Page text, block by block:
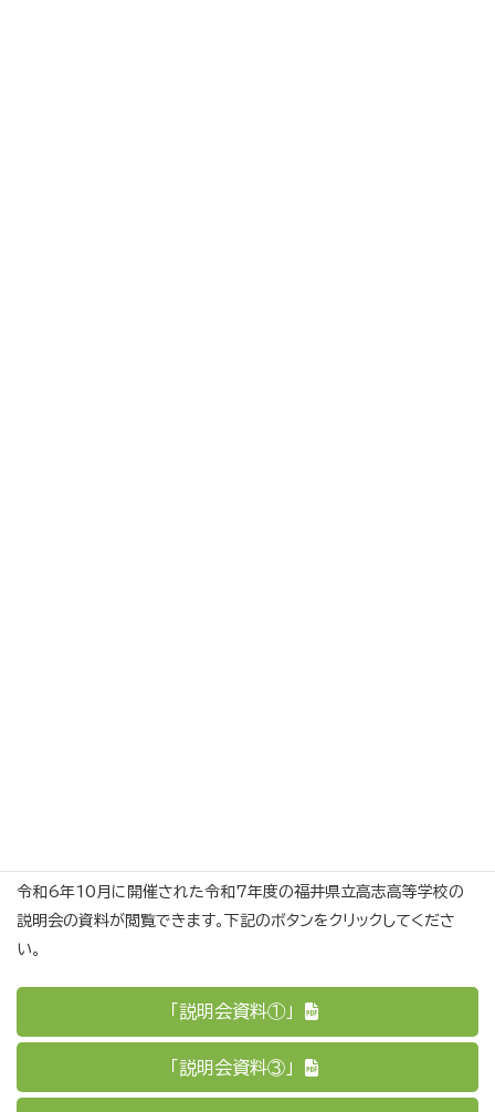
令和6年10月に開催された令和7年度の福井県立高志高等学校の
説明会の資料が閲覧できます。下記のボタンをクリックしてくださ
い。
「説明会資料①」
「説明会資料③」